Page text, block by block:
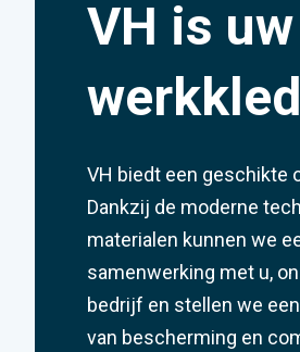
VH is
VH biedt een geschikte
Dankzij de moderne
materialen kunnen we
samenwerking met u,
bedrijf en stellen we
van bescherming en